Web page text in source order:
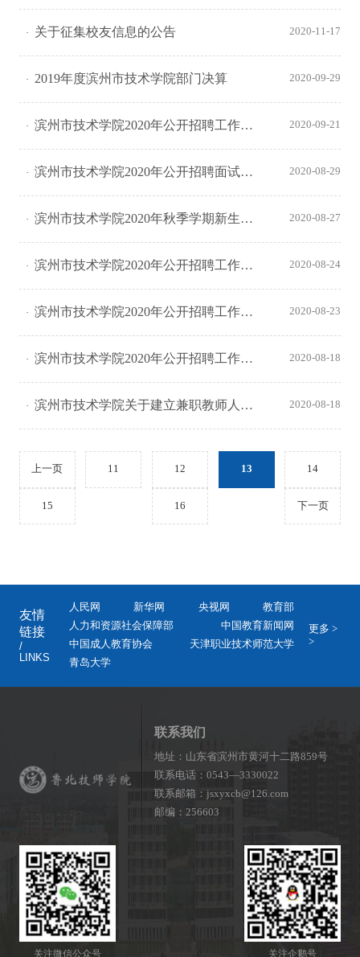
关于征集校友信息的公告 2020-11-17
2019年度滨州市技术学院部门决算 2020-09-29
滨州市技术学院2020年公开招聘工作人员拟聘用人员公示 2020-09-21
滨州市技术学院2020年公开招聘面试人员总成绩和考察体检公告 2020-08-29
滨州市技术学院2020年秋季学期新生入学报到须知 2020-08-27
滨州市技术学院2020年公开招聘工作人员面试公告 2020-08-24
滨州市技术学院2020年公开招聘工作人员递补面试确认公告 2020-08-23
滨州市技术学院2020年公开招聘工作人员笔试成绩及面试确认公告 2020-08-18
滨州市技术学院关于建立兼职教师人才库（公共课类）的公告 2020-08-18
上一页 11 12 13 14
15 16 下一页
友情
链接
/
LINKS
人民网 新华网 央视网
教育部
人力和资源社会保障部
中国教育新闻网
中国成人教育协会
天津职业技术师范大学
青岛大学
更多 >
>
联系我们
地址：山东省滨州市黄河十二路859号
联系电话：0543—3330022
联系邮箱：jsxyxcb@126.com
邮编：256603
关注微信公众号 关注企鹅号